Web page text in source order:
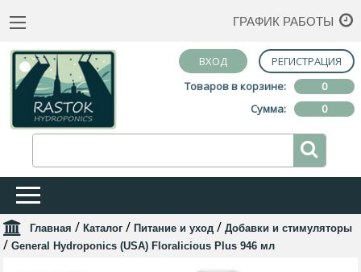
ГРАФИК РАБОТЫ
ВХОД
РЕГИСТРАЦИЯ
Товаров в корзине:
0
Сумма:
0
Главная / Каталог / Питание и уход / Добавки и стимуляторы
/ General Hydroponics (USA) Floralicious Plus 946 мл